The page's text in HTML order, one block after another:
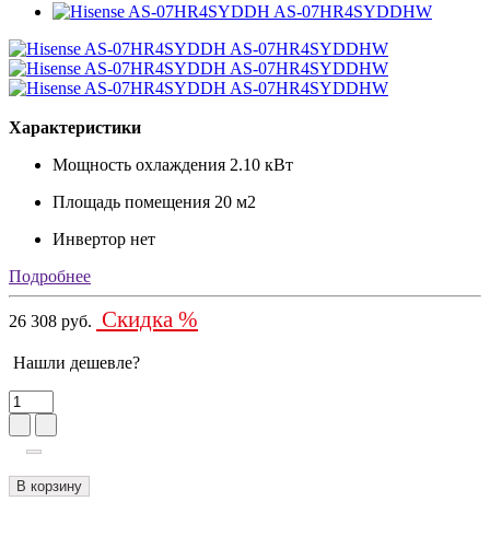
Характеристики
Мощность охлаждения 2.10 кВт
Площадь помещения 20 м2
Инвертор нет
Подробнее
26 308 руб. Скидка %
Нашли дешевле?
В корзину